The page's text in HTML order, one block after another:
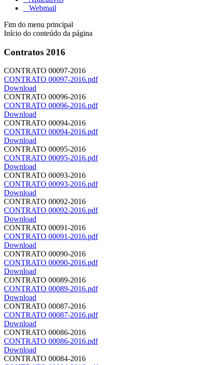
Webmail
Fim do menu principal
Início do conteúdo da página
Contratos 2016
CONTRATO 00097-2016
CONTRATO 00097-2016.pdf
Download
CONTRATO 00096-2016
CONTRATO 00096-2016.pdf
Download
CONTRATO 00094-2016
CONTRATO 00094-2016.pdf
Download
CONTRATO 00095-2016
CONTRATO 00095-2016.pdf
Download
CONTRATO 00093-2016
CONTRATO 00093-2016.pdf
Download
CONTRATO 00092-2016
CONTRATO 00092-2016.pdf
Download
CONTRATO 00091-2016
CONTRATO 00091-2016.pdf
Download
CONTRATO 00090-2016
CONTRATO 00090-2016.pdf
Download
CONTRATO 00089-2016
CONTRATO 00089-2016.pdf
Download
CONTRATO 00087-2016
CONTRATO 00087-2016.pdf
Download
CONTRATO 00086-2016
CONTRATO 00086-2016.pdf
Download
CONTRATO 00084-2016